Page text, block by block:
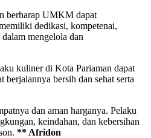
berharap UMKM dapat
dedikasi, kompetenai,
mengelola dan
kuliner di Kota Pariaman dapat
berjalannya bersih dan sehat serta
dan aman harganya. Pelaku
keindahan, dan kebersihan
** Afridon